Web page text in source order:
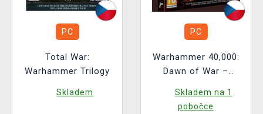
PC
Total War:
Warhammer Trilogy
Skladem
PC
Warhammer 40,000:
Dawn of War –
Deluxe
Skladem na 1
pobočce